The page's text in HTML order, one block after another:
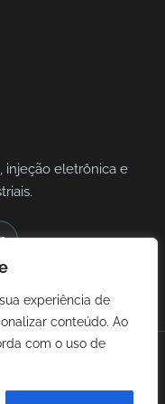
experiência de
conteúdo. Ao
com o uso de
injeção eletrônica e
sobre